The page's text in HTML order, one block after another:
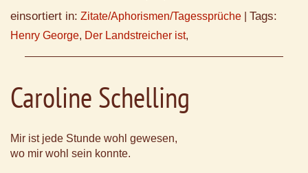
einsortiert in: Zitate/Aphorismen/Tagessprüche Tags:
Henry George, Der Landstreicher ist,
Caroline Schelling
Mir ist jede Stunde wohl gewesen,
wo mir wohl sein konnte.